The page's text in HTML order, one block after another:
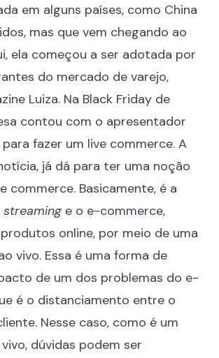
em alguns países, como China
mas que vem chegando ao
ela começou a ser adotada por
do mercado de varejo,
Luiza. Na Black Friday de
contou com o apresentador
para fazer um live commerce. A
já dá para ter uma noção
commerce. Basicamente, é a
streaming e o e-commerce,
online, por meio de uma
vivo. Essa é uma forma de
de um dos problemas do e-
é o distanciamento entre o
Nesse caso, como é um
dúvidas podem ser